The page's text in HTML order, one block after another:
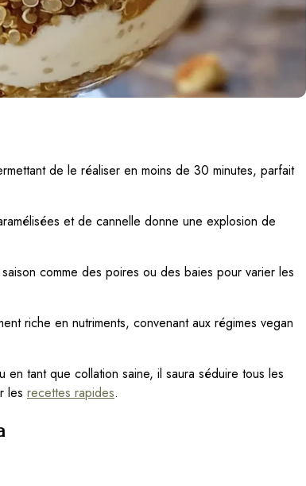
de le réaliser en moins de 30 minutes, parfait
et de cannelle donne une explosion de
comme des poires ou des baies pour varier les
riche en nutriments, convenant aux régimes vegan
tant que collation saine, il saura séduire tous les
les recettes rapides.